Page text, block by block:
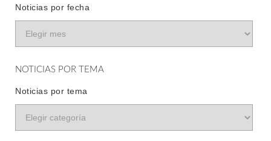
Noticias por fecha
NOTICIAS POR TEMA
Noticias por tema